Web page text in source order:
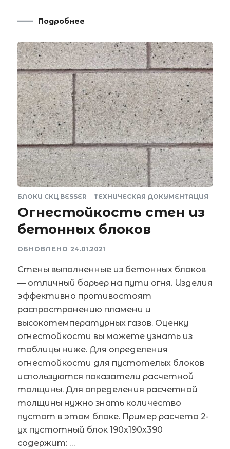
Подробнее
БЛОКИ СКЦ BESSER ТЕХНИЧЕСКАЯ ДОКУМЕНТАЦИЯ
Огнестойкость стен из
бетонных блоков
ОБНОВЛЕНО 24.01.2021
Стены выполненные из бетонных блоков
— отличный барьер на пути огня. Изделия
эффективно противостоят
распространению пламени и
высокотемпературных газов. Оценку
огнестойкости вы можете узнать из
таблицы ниже. Для определения
огнестойкости для пустотелых блоков
используются показатели расчетной
толщины. Для определения расчетной
толщины нужно знать количество
пустот в этом блоке. Пример расчета 2-
ух пустотный блок 190х190х390
содержит: …